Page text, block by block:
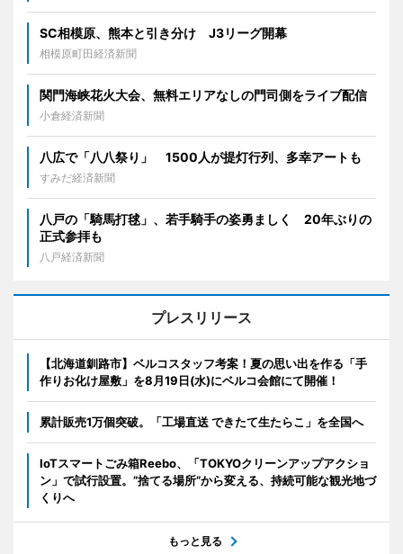
SC相模原、熊本と引き分け J3リーグ開幕
相模原町田経済新聞
関門海峡花火大会、無料エリアなしの門司側をライブ配信
小倉経済新聞
八広で「八八祭り」 1500人が提灯行列、多幸アートも
すみだ経済新聞
八戸の「騎馬打毬」、若手騎手の姿勇ましく 20年ぶりの
正式参拝も
八戸経済新聞
プレスリリース
【北海道釧路市】ベルコスタッフ考案！夏の思い出を作る「手
作りお化け屋敷」を8月19日(水)にベルコ会館にて開催！
累計販売1万個突破。「工場直送 できたて生たらこ」を全国へ
IoTスマートごみ箱Reebo、「TOKYOクリーンアップアクショ
ン」で試行設置。”捨てる場所”から変える、持続可能な観光地づ
くりへ
もっと見る